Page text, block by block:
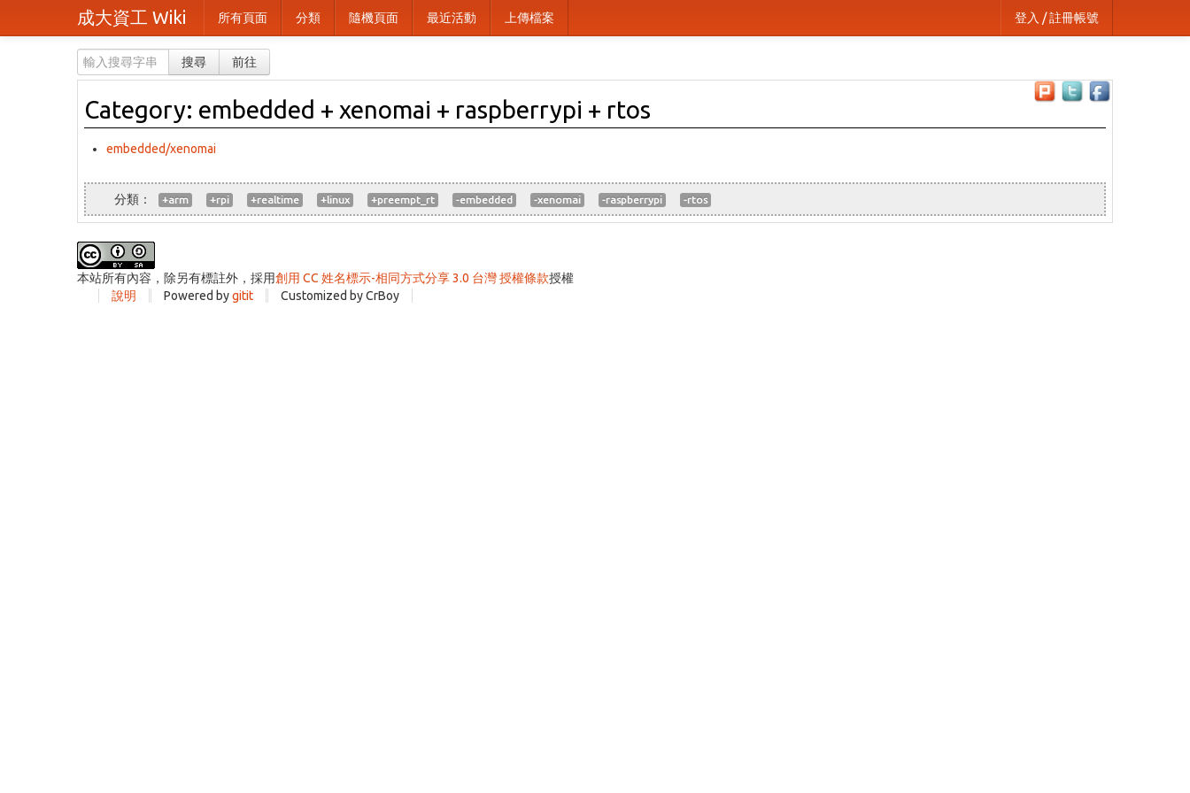
成大資工 Wiki 所有頁面 分類 隨機頁面 最近活動 上傳檔案 登入 / 註冊帳號
搜尋 前往
Category: embedded + xenomai + raspberrypi + rtos
embedded/xenomai
+arm +rpi +realtime +linux +preempt_rt -embedded -xenomai -raspberrypi -rtos
本站所有內容，除另有標註外，採用創用 CC 姓名標示-相同方式分享 3.0 台灣 授權條款授權
說明
Powered bygitit Customized by CrBoy